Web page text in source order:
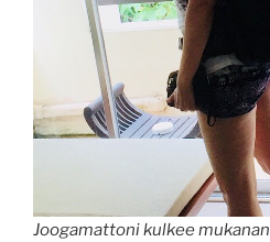
Joogamattoni kulkee